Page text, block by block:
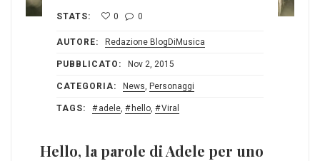
STATS: 0 0
AUTORE: Redazione BlogDiMusica
PUBBLICATO: Nov 2, 2015
CATEGORIA: News, Personaggi
TAGS: adele, hello, Viral
Hello, la parole di Adele per uno